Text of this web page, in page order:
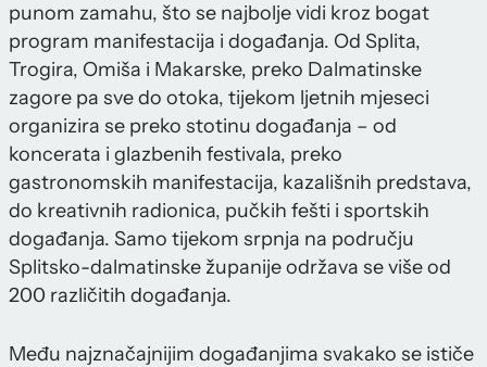
punom zamahu, što se najbolje vidi kroz bogat
program manifestacija i događanja. Od Splita,
Trogira, Omiša i Makarske, preko Dalmatinske
zagore pa sve do otoka, tijekom ljetnih mjeseci
organizira se preko stotinu događanja – od
koncerata i glazbenih festivala, preko
gastronomskih manifestacija, kazališnih predstava,
do kreativnih radionica, pučkih fešti i sportskih
događanja. Samo tijekom srpnja na području
Splitsko-dalmatinske županije održava se više od
200 različitih događanja.
Među najznačajnijim događanjima svakako se ističe